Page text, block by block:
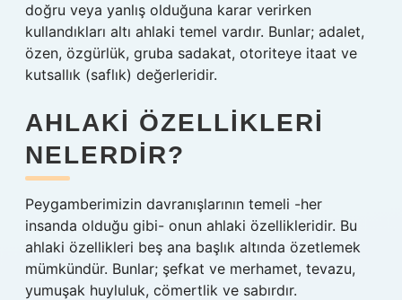
doğru veya yanlış olduğuna karar verirken
kullandıkları altı ahlaki temel vardır. Bunlar; adalet,
özen, özgürlük, gruba sadakat, otoriteye itaat ve
kutsallık (saflık) değerleridir.
AHLAKI ÖZELLIKLERI
NELERDIR?
Peygamberimizin davranışlarının temeli -her
insanda olduğu gibi- onun ahlaki özellikleridir. Bu
ahlaki özellikleri beş ana başlık altında özetlemek
mümkündür. Bunlar; şefkat ve merhamet, tevazu,
yumuşak huyluluk, cömertlik ve sabırdır.